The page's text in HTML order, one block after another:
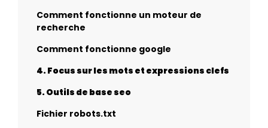
Comment fonctionne un moteur de
recherche
Comment fonctionne google
4. Focus sur les mots et expressions clefs
5. Outils de base seo
Fichier robots.txt